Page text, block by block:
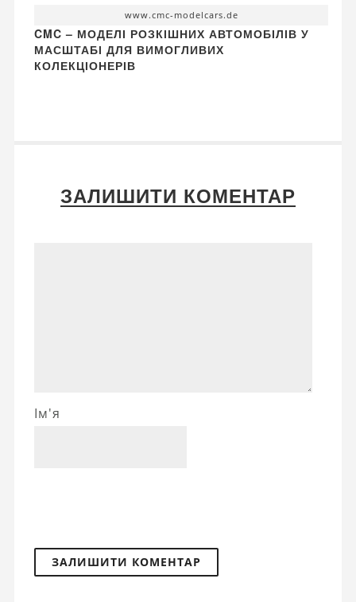
www.cmc-modelcars.de
CMC – МОДЕЛІ РОЗКІШНИХ АВТОМОБІЛІВ У
МАСШТАБІ ДЛЯ ВИМОГЛИВИХ
КОЛЕКЦІОНЕРІВ
ЗАЛИШИТИ КОМЕНТАР
Ім'я